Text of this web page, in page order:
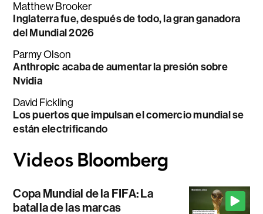
Matthew Brooker
Inglaterra fue, después de todo, la gran ganadora
del Mundial 2026
Parmy Olson
Anthropic acaba de aumentar la presión sobre
Nvidia
David Fickling
Los puertos que impulsan el comercio mundial se
están electrificando
Copa Mundial de la FIFA: La
batalla de las marcas